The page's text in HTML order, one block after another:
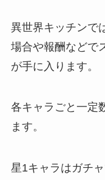
異世界キッチンで
場合や報酬などで
が手に入ります。
各キャラごと一定
ます。
星1キャラはガチ